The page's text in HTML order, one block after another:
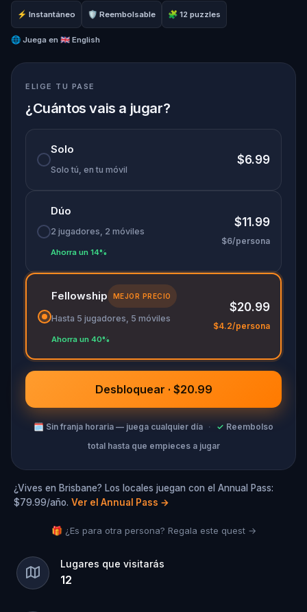
explosiva, que te atrae a un juego de engaño y
descubrimiento de alto riesgo.
Tu tarea:seguir las pistas, descifrar los códigos y
¿Serás tú quien desenmascare a la sociedad y
revele la verdad?
Ah... y cuando lo hagas, no olvides dar las gracias.
⚡ Instantáneo 🛡 Reembolsable 🧩 12 puzzles
🌐 Juega en 🇬🇧 English
ELIGE TU PASE
¿Cuántos vais a jugar?
Solo
Solo tú, en tu móvil
$6.99
Dúo
2 jugadores, 2 móviles
Ahorra un 14%
$11.99
$6/persona
Fellowship MEJOR PRECIO
Hasta 5 jugadores, 5 móviles
Ahorra un 40%
$20.99
$4.2/persona
Desbloquear · $20.99
🗓 Sin franja horaria — juega cualquier día · ✓ Reembolso
total hasta que empieces a jugar
¿Vives en Brisbane? Los locales juegan con el Annual Pass:
$79.99/año. Ver el Annual Pass →
🎁 ¿Es para otra persona? Regala este quest →
Lugares que visitarás
12